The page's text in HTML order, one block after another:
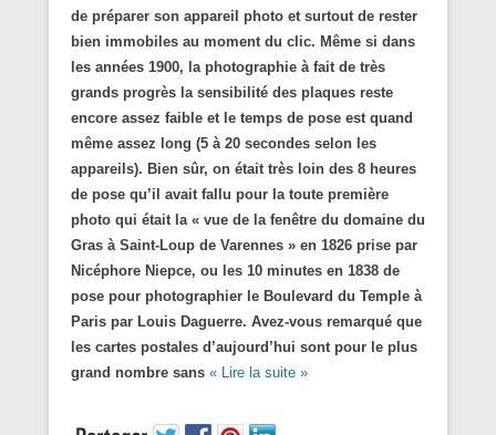
de préparer son appareil photo et surtout de rester
bien immobiles au moment du clic. Même si dans
les années 1900, la photographie à fait de très
grands progrès la sensibilité des plaques reste
encore assez faible et le temps de pose est quand
même assez long (5 à 20 secondes selon les
appareils). Bien sûr, on était très loin des 8 heures
de pose qu’il avait fallu pour la toute première
photo qui était la « vue de la fenêtre du domaine du
Gras à Saint-Loup de Varennes » en 1826 prise par
Nicéphore Niepce, ou les 10 minutes en 1838 de
pose pour photographier le Boulevard du Temple à
Paris par Louis Daguerre. Avez-vous remarqué que
les cartes postales d’aujourd’hui sont pour le plus
grand nombre sans « Lire la suite »